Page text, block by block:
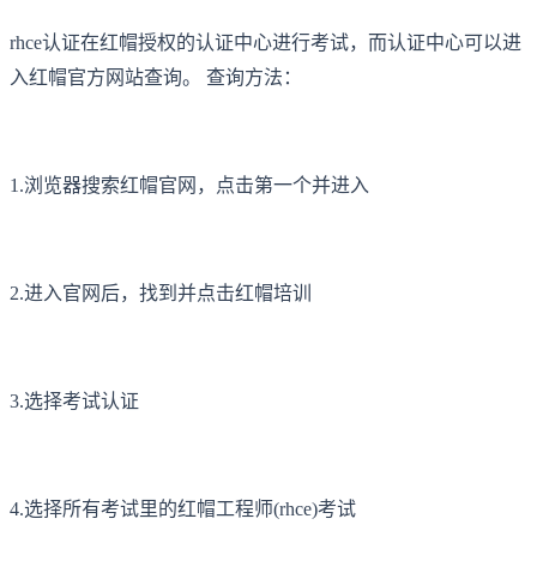
rhce认证在红帽授权的认证中心进行考试，而认证中心可以进
入红帽官方网站查询。 查询方法：
1.浏览器搜索红帽官网，点击第一个并进入
2.进入官网后，找到并点击红帽培训
3.选择考试认证
4.选择所有考试里的红帽工程师(rhce)考试